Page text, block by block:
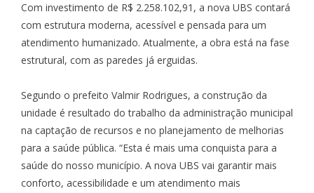
Com investimento de R$ 2.258.102,91, a nova UBS contará
com estrutura moderna, acessível e pensada para um
atendimento humanizado. Atualmente, a obra está na fase
estrutural, com as paredes já erguidas.
Segundo o prefeito Valmir Rodrigues, a construção da
unidade é resultado do trabalho da administração municipal
na captação de recursos e no planejamento de melhorias
para a saúde pública. “Esta é mais uma conquista para a
saúde do nosso município. A nova UBS vai garantir mais
conforto, acessibilidade e um atendimento mais